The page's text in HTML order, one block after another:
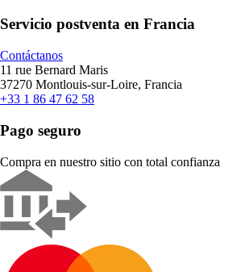
Servicio postventa en Francia
Contáctanos
11 rue Bernard Maris
37270 Montlouis-sur-Loire, Francia
+33 1 86 47 62 58
Pago seguro
Compra en nuestro sitio con total confianza